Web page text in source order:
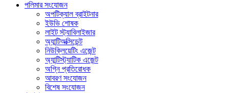
পলিমার সংযোজন
অপটিক্যাল ব্রাইটনার
ইউভি শোষক
লাইট স্ট্যাবিলাইজার
অ্যান্টিঅক্সিডেন্ট
নিউক্লিয়েটিং এজেন্ট
অ্যান্টিস্ট্যাটিক এজেন্ট
অগ্নি প্রতিরোধক
আবরণ সংযোজন
বিশেষ সংযোজন